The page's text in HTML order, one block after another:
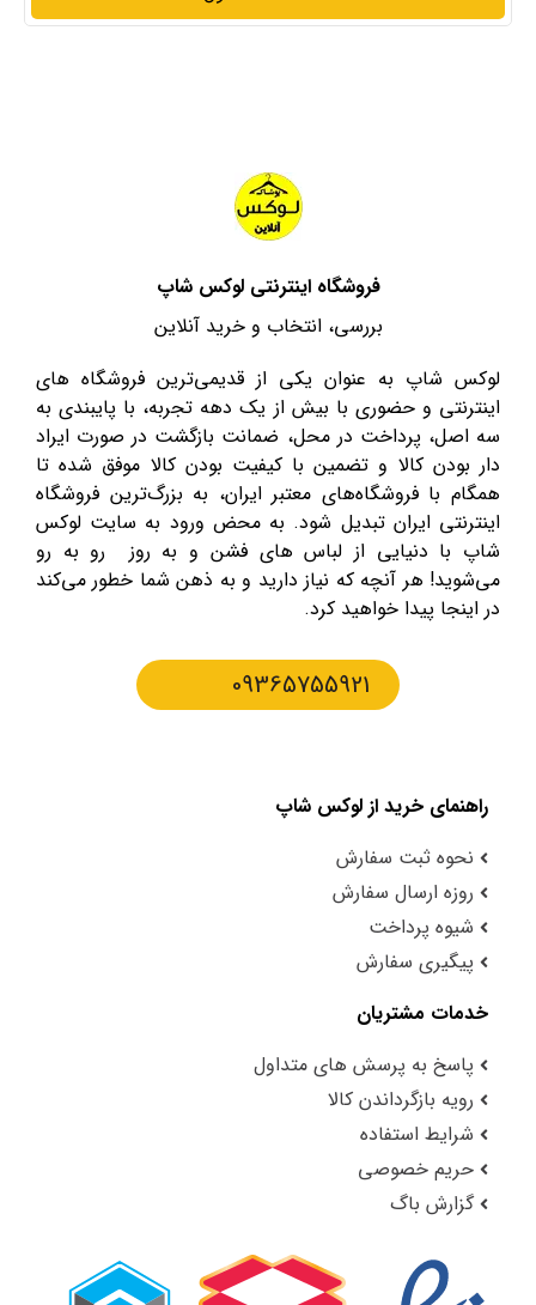
فروشگاه اینترنتی لوکس شاپ
بررسی، انتخاب و خرید آنلاین
لوکس شاپ به عنوان یکی از قدیمی‌ترین فروشگاه های
اینترنتی و حضوری با بیش از یک دهه تجربه، با پایبندی به
سه اصل، پرداخت در محل، ضمانت بازگشت در صورت ایراد
دار بودن کالا و تضمین با کیفیت بودن کالا موفق شده تا
همگام با فروشگاه‌های معتبر ایران، به بزرگ‌ترین فروشگاه
اینترنتی ایران تبدیل شود. به محض ورود به سایت لوکس
شاپ با دنیایی از لباس های فشن و به روز رو به رو
می‌شوید! هر آنچه که نیاز دارید و به ذهن شما خطور می‌کند
در اینجا پیدا خواهید کرد.
09365755921
راهنمای خرید از لوکس شاپ
نحوه ثبت سفارش
روزه ارسال سفارش
شیوه پرداخت
پیگیری سفارش
خدمات مشتریان
پاسخ به پرسش های متداول
رویه بازگرداندن کالا
شرایط استفاده
حریم خصوصی
گزارش باگ